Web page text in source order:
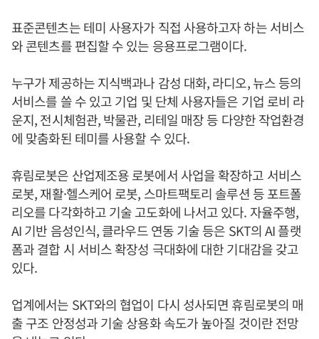
표준콘텐츠는 테미 사용자가 직접 사용하고자 하는 서비스
와 콘텐츠를 편집할 수 있는 응용프로그램이다.
누구가 제공하는 지식백과나 감성 대화, 라디오, 뉴스 등의
서비스를 쓸 수 있고 기업 및 단체 사용자들은 기업 로비 라
운지, 전시체험관, 박물관, 리테일 매장 등 다양한 작업환경
에 맞춤화된 테미를 사용할 수 있다.
휴림로봇은 산업제조용 로봇에서 사업을 확장하고 서비스
로봇, 재활·헬스케어 로봇, 스마트팩토리 솔루션 등 포트폴
리오를 다각화하고 기술 고도화에 나서고 있다. 자율주행,
AI 기반 음성인식, 클라우드 연동 기술 등은 SKT의 AI 플랫
폼과 결합 시 서비스 확장성 극대화에 대한 기대감을 갖고
있다.
업계에서는 SKT와의 협업이 다시 성사되면 휴림로봇의 매
출 구조 안정성과 기술 상용화 속도가 높아질 것이란 전망